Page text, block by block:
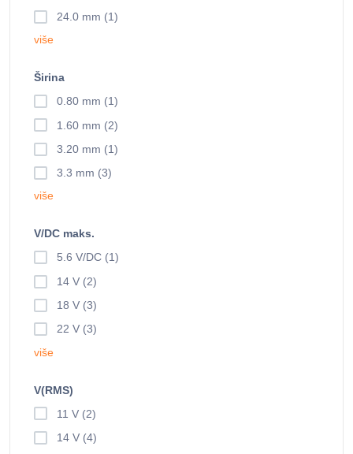
24.0 mm (1)
više
Širina
0.80 mm (1)
1.60 mm (2)
3.20 mm (1)
3.3 mm (3)
više
V/DC maks.
5.6 V/DC (1)
14 V (2)
18 V (3)
22 V (3)
više
V(RMS)
11 V (2)
14 V (4)